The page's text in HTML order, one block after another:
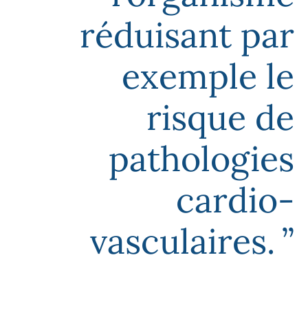
réduisant par
exemple le
risque de
pathologies
cardio-
vasculaires.